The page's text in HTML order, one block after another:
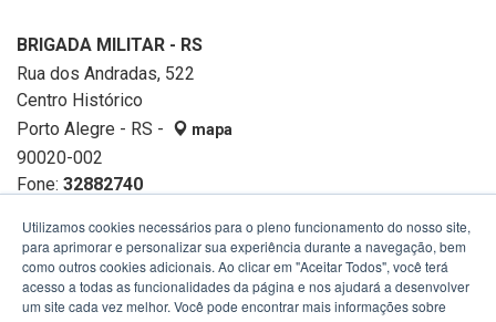
BRIGADA MILITAR - RS
Rua dos Andradas, 522
Centro Histórico
Porto Alegre - RS -
mapa
90020-002
Fone: 32882740
Utilizamos cookies necessários para o pleno funcionamento do nosso site,
para aprimorar e personalizar sua experiência durante a navegação, bem
como outros cookies adicionais. Ao clicar em "Aceitar Todos", você terá
acesso a todas as funcionalidades da página e nos ajudará a desenvolver
um site cada vez melhor. Você pode encontrar mais informações sobre